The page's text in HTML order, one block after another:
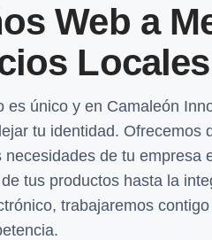
Web a
Locales
es único y en Camaleón
tu identidad. Ofrecemos
necesidades de tu empresa
tus productos hasta la
trabajaremos